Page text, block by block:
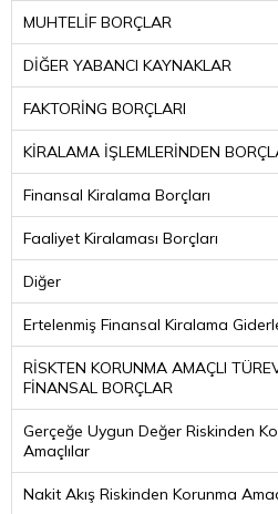
MUHTELİF BORÇLAR
DİĞER YABANCI KAYNAKLAR
FAKTORİNG BORÇLARI
KİRALAMA İŞLEMLERİNDEN
Finansal Kiralama Borçları
Faaliyet Kiralaması Borçları
Diğer
Ertelenmiş Finansal Kiralama
RİSKTEN KORUNMA AMAÇLI
FİNANSAL BORÇLAR
Gerçeğe Uygun Değer Riskinden
Amaçlılar
Nakit Akış Riskinden Korunma